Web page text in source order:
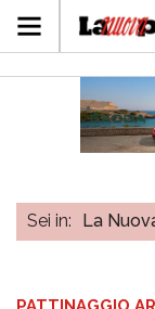
Sei in: La